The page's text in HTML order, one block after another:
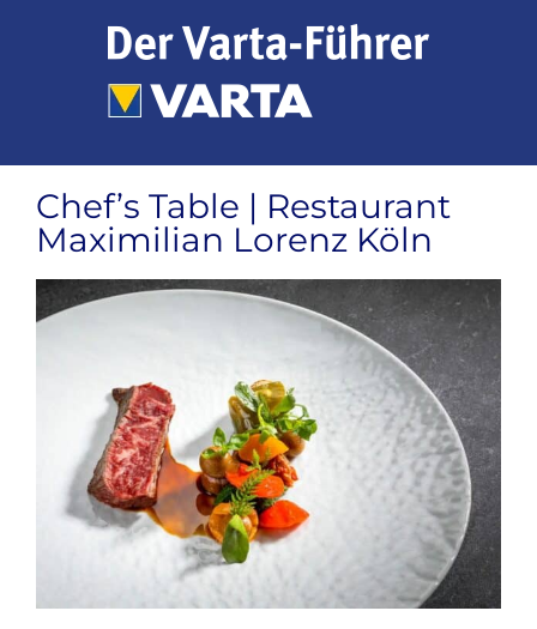
Chef’s Table | Restaurant
Maximilian Lorenz Köln
Zeige
grösseres